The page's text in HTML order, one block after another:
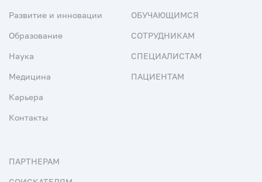
Развитие и инновации
Образование
Наука
Медицина
Карьера
Контакты
ОБУЧАЮЩИМСЯ
СОТРУДНИКАМ
СПЕЦИАЛИСТАМ
ПАЦИЕНТАМ
ПАРТНЕРАМ